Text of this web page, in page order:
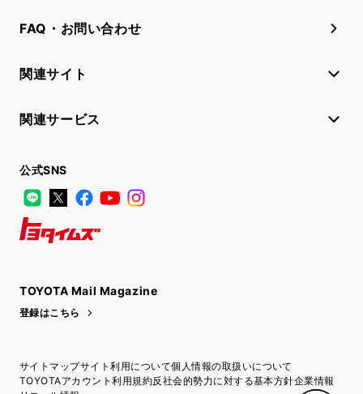
FAQ・お問い合わせ
関連サイト
関連サービス
公式SNS
LINE
X FacebookYouTube
TOYOTA Mail Magazine
登録はこちら
サイトマップサイト利用について個人情報の取扱いについて
TOYOTAアカウント利用規約反社会的勢力に対する基本方針企業情報